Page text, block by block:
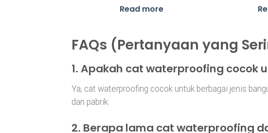
Read more
FAQs (Pertanyaan yang
1. Apakah cat waterproofing cocok
Ya, cat waterproofing cocok untuk berbagai jenis
dan pabrik.
2. Berapa lama cat waterproofing